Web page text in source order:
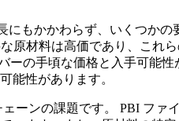
にもかかわらず、いくつか
原材料は高価であり、これ
ーの手頃な価格と入手可能
能性があります。
ーンの課題です。 PBI フ